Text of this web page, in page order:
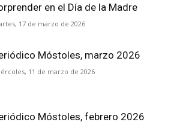
en el Día de la Madre
17 de marzo de 2026
Móstoles, marzo 2026
11 de marzo de 2026
Móstoles, febrero 2026